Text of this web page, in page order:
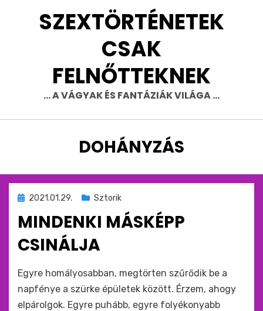
SZEXTÖRTÉNETEK
CSAK
FELNŐTTEKNEK
… A VÁGYAK ÉS FANTÁZIÁK VILÁGA …
CÍMKE
:
DOHÁNYZÁS
Beküldve
2021.01.29. Sztorik
MINDENKI MÁSKÉPP
CSINÁLJA
monkey
Egyre homályosabban, megtörten szűrődik be a
napfénye a szürke épületek között. Érzem, ahogy
elpárolgok. Egyre puhább, egyre folyékonyabb